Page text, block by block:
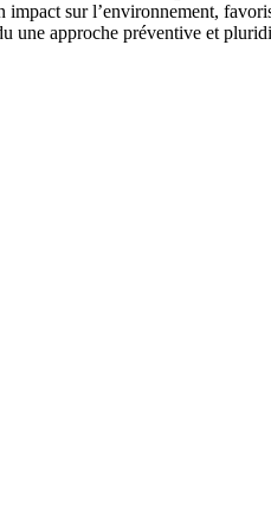
sur l’environnement,
une approche préventive et